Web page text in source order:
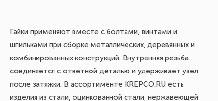
Гайки применяют вместе с болтами, винтами и
шпильками при сборке металлических, деревянных и
комбинированных конструкций. Внутренняя резьба
соединяется с ответной деталью и удерживает узел
после затяжки. В ассортименте KREPCO.RU есть
изделия из стали, оцинкованной стали, нержавеющей